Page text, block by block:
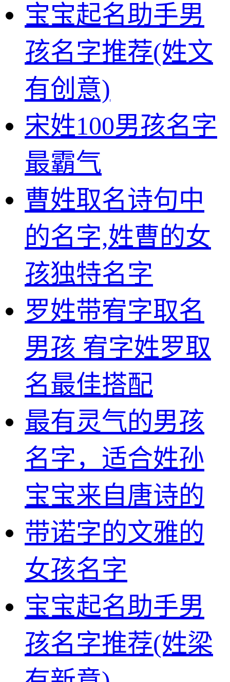
宝宝起名助手男
孩名字推荐(姓文
有创意)
宋姓100男孩名字
最霸气
曹姓取名诗句中
的名字,姓曹的女
孩独特名字
罗姓带宥字取名
男孩 宥字姓罗取
名最佳搭配
最有灵气的男孩
名字，适合姓孙
宝宝来自唐诗的
带诺字的文雅的
女孩名字
宝宝起名助手男
孩名字推荐(姓梁